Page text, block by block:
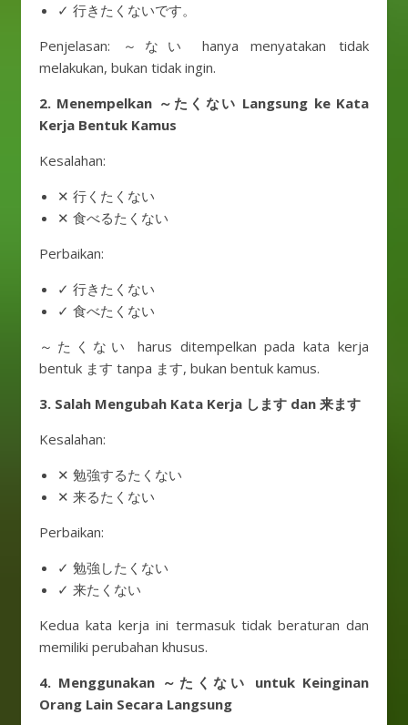
✓ 行きたくないです。
Penjelasan: ～ない hanya menyatakan tidak
melakukan, bukan tidak ingin.
2. Menempelkan ～たくない Langsung ke Kata
Kerja Bentuk Kamus
Kesalahan:
✕ 行くたくない
✕ 食べるたくない
Perbaikan:
✓ 行きたくない
✓ 食べたくない
～たくない harus ditempelkan pada kata kerja
bentuk ます tanpa ます, bukan bentuk kamus.
3. Salah Mengubah Kata Kerja します dan 来ます
Kesalahan:
✕ 勉強するたくない
✕ 来るたくない
Perbaikan:
✓ 勉強したくない
✓ 来たくない
Kedua kata kerja ini termasuk tidak beraturan dan
memiliki perubahan khusus.
4. Menggunakan ～たくない untuk Keinginan
Orang Lain Secara Langsung